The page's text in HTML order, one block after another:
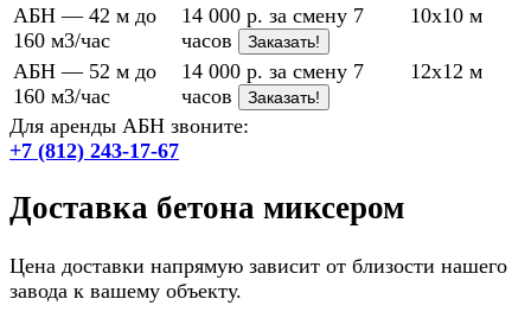
АБН — 42 м до
160 м3/час
14 000 р. за смену 7
часов
Заказать!
10х10 м
АБН — 52 м до
160 м3/час
14 000 р. за смену 7
часов
Заказать!
12х12 м
Для аренды АБН звоните:
+7 (812) 243-17-67
Доставка бетона миксером
Цена доставки напрямую зависит от близости нашего
завода к вашему объекту.